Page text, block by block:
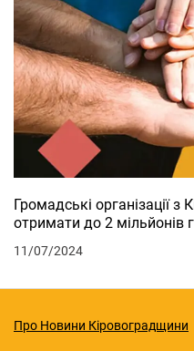
Громадські організації
отримати до 2 мільйонів
11/07/2024
Про Новини Кіровоградщини